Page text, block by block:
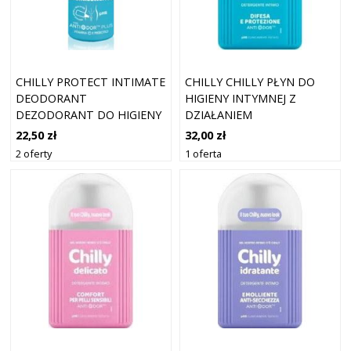
CHILLY PROTECT INTIMATE
DEODORANT
DEZODORANT DO HIGIENY
INTYMNEJ DLA KOBIET 50
ML
22,50 zł
2 oferty
CHILLY CHILLY PŁYN DO
HIGIENY INTYMNEJ Z
DZIAŁANIEM
ANTYBAKTERYJNYM 200 ML
32,00 zł
1 oferta